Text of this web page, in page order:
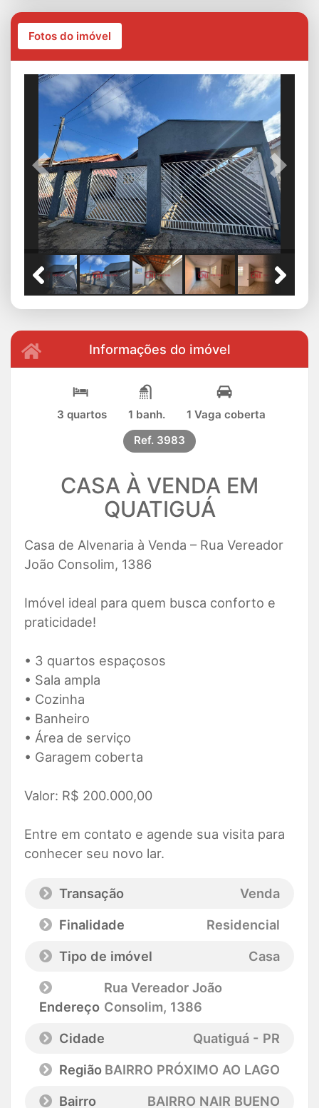
Fotos do imóvel
Previous Next
Informações do imóvel
3 quartos 1 banh.
1 Vaga coberta
Ref. 3983
CASA À VENDA EM
QUATIGUÁ
Casa de Alvenaria à Venda – Rua Vereador
João Consolim, 1386
Imóvel ideal para quem busca conforto e
praticidade!
• 3 quartos espaçosos
• Sala ampla
• Cozinha
• Banheiro
• Área de serviço
• Garagem coberta
Valor: R$ 200.000,00
Entre em contato e agende sua visita para
conhecer seu novo lar.
Transação
Venda
Finalidade
Residencial
Tipo de imóvel
Casa
Endereço
Rua Vereador João
Consolim, 1386
Cidade
Quatiguá - PR
Região BAIRRO PRÓXIMO AO LAGO
Bairro
BAIRRO NAIR BUENO